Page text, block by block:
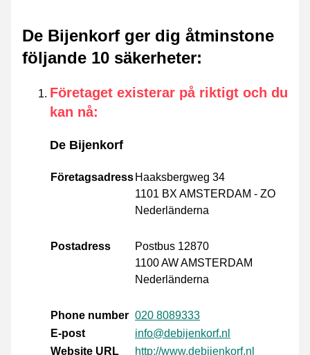
De Bijenkorf ger dig åtminstone
följande 10 säkerheter:
Företaget existerar på riktigt och du
kan nå:
De Bijenkorf
Företagsadress Haaksbergweg 34
1101 BX AMSTERDAM - ZO
Nederländerna
Postadress
Postbus 12870
1100 AW AMSTERDAM
Nederländerna
Phone number 020 8089333
E-post
info@debijenkorf.nl
Website URL
http://www.debijenkorf.nl